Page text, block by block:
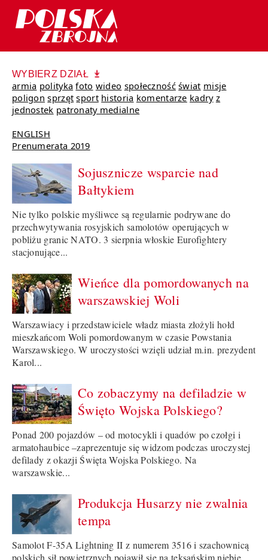
WYBIERZ DZIAŁ
armia polityka foto wideo społeczność świat misje
poligon sprzęt sport historia komentarze kadry z
jednostek patronaty medialne
ENGLISH
Prenumerata 2019
Sojusznicze wsparcie nad
Bałtykiem
Nie tylko polskie myśliwce są regularnie podrywane do
przechwytywania rosyjskich samolotów operujących w
pobliżu granic NATO. 3 sierpnia włoskie Eurofightery
stacjonujące...
Wieńce dla pomordowanych na
warszawskiej Woli
Warszawiacy i przedstawiciele władz miasta złożyli hołd
mieszkańcom Woli pomordowanym w czasie Powstania
Warszawskiego. W uroczystości wzięli udział m.in. prezydent
Karol...
Co zobaczymy na defiladzie w
Święto Wojska Polskiego?
Ponad 200 pojazdów – od motocykli i quadów po czołgi i
armatohaubice –zaprezentuje się widzom podczas uroczystej
defilady z okazji Święta Wojska Polskiego. Na
warszawskie...
Produkcja Husarzy nie zwalnia
tempa
Samolot F-35A Lightning II z numerem 3516 i szachownicą